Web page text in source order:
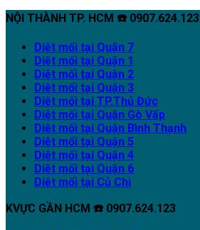
NỘI THÀNH TP. HCM ☎️ 0907.624.123
Diệt mối tại Quận 7
Diệt mối tại Quận 1
Diệt mối tại Quận 2
Diệt mối tại Quận 3
Diệt mối tại TP.Thủ Đức
Diệt mối tại Quận Gò Vấp
Diệt mối tại Quận Bình Thạnh
Diệt mối tại Quận 5
Diệt mối tại Quận 4
Diệt mối tại Quận 6
Diệt mối tại Củ Chi
KVỰC GẦN HCM ☎️ 0907.624.123